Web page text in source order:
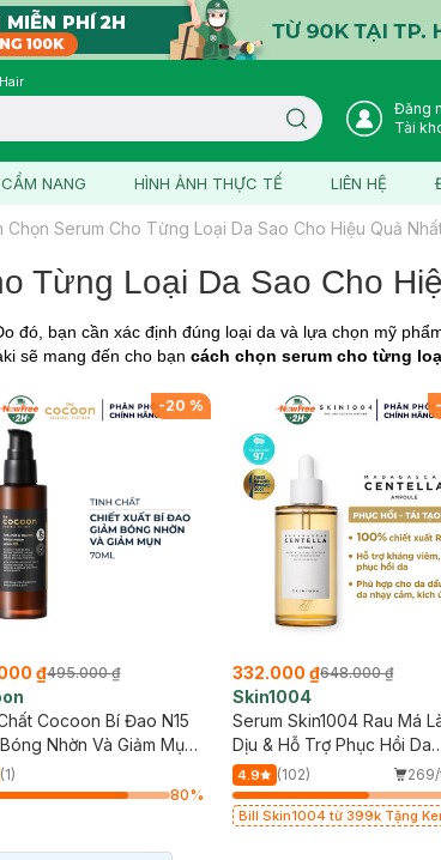
Search icon
Đăng
Tài
CẨM NANG HÌNH ẢNH THỰC TẾ LIÊN HỆ
Chọn Serum Cho Từng Loại Da Sao Cho Hiệu Quả
Từng Loại Da Sao Cho
đó, bạn cần xác định đúng loại da và lựa chọn mỹ
sẽ mang đến cho bạn cách chọn serum cho từng
332.000 ₫648.000 ₫
Skin1004
Serum Skin1004 Rau Má
Dịu & Hỗ Trợ Phục Hồi Da
100ml
4.9 (102)
Bill Skin1004 từ 399k Tặng
-20 %
₫495.000 ₫
Cocoon Bí Đao N15
Nhờn Và Giảm Mụn
(1)
80%